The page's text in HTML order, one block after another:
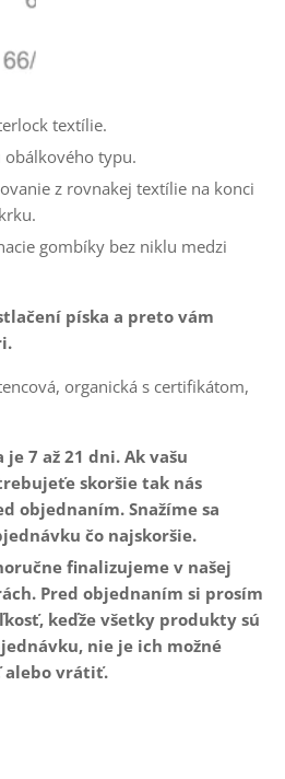
textílie.
typu.
z rovnakej textílie na konci
gombíky bez niklu medzi
píska a preto vám
organická s certifikátom,
7 až 21 dni. Ak vašu
skoršie tak nás
objednaním. Snažíme sa
čo najskoršie.
finalizujeme v našej
Pred objednaním si prosím
keďže všetky produkty sú
nie je ich možné
alebo vrátiť.